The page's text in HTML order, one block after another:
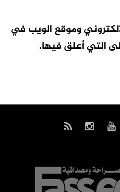
وموقع الويب في
التي أعلق فيها.